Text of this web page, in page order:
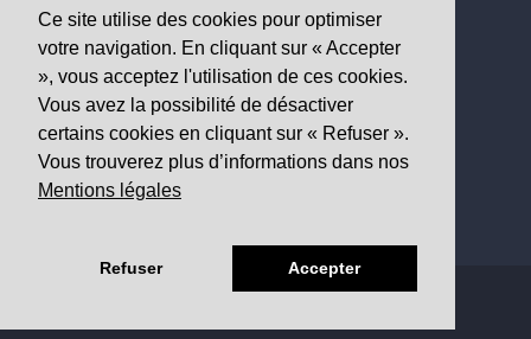
Ce site utilise des cookies pour optimiser
votre navigation. En cliquant sur « Accepter
», vous acceptez l'utilisation de ces cookies.
Vous avez la possibilité de désactiver
certains cookies en cliquant sur « Refuser ».
Vous trouverez plus d’informations dans nos
Mentions légales
Refuser Accepter
DONNÉES D’INTÉRÊT SANITAIRE
Observatoire valaisan de la santé
Av. Grand-Champsec 64
1950 Sion
Tél+41 27 603 49 61